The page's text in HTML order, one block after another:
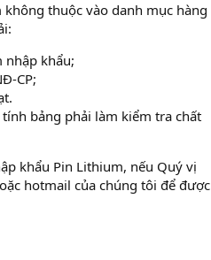
thuộc vào danh mục hàng
nhập khẩu;
CP;
bảng phải làm kiểm tra chất
khẩu Pin Lithium, nếu Quý vị
hotmail của chúng tôi để được